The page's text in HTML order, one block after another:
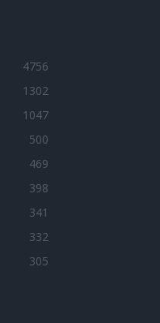
4756
1302
1047
500
469
398
341
332
305